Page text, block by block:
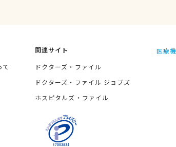
て
関連サイト
ドクターズ・ファイル
ドクターズ・ファイル ジョブズ
ホスピタルズ・ファイル
医療